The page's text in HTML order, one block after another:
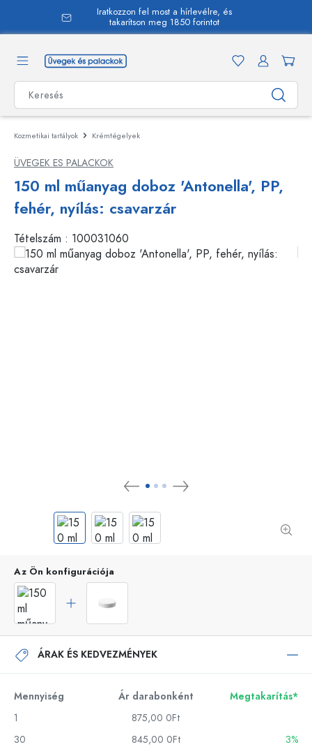
Iratkozzon fel most a hírlevélre, és
takarítson meg 1850 forintot
Kozmetikai tartályok Krémtégelyek
ÜVEGEK ES PALACKOK
150 ml műanyag doboz 'Antonella', PP,
fehér, nyílás: csavarzár
Tételszám : 100031060
Az Ön konfigurációja
ÁRAK ÉS KEDVEZMÉNYEK
Mennyiség Ár darabonként
Megtakarítás*
1
875,00 0Ft
30
845,00 0Ft
3%